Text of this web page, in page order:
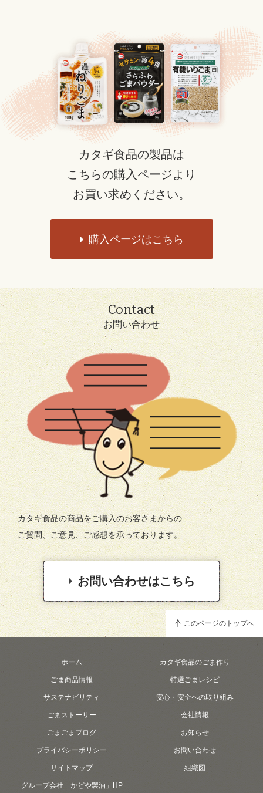
カタギ食品の製品は
こちらの購入ページより
お買い求めください。
購入ページはこちら
Contact
お問い合わせ
カタギ食品の商品をご購入のお客さまからの
ご質問、ご意見、ご感想を承っております。
お問い合わせはこちら
このページのトップへ
ホーム カタギ食品のごま作り
ごま商品情報 特選ごまレシピ
サステナビリティ 安心・安全への取り組み
ごまストーリー 会社情報
ごまごまブログ お知らせ
プライバシーポリシー お問い合わせ
サイトマップ 組織図
グループ会社「かどや製油」HP